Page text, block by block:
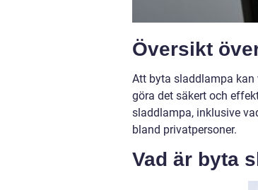
Översikt
Att byta sladdlampa kan
göra det säkert och
sladdlampa, inklusive
bland privatpersoner.
Vad är byta